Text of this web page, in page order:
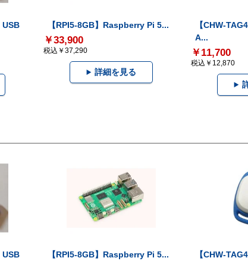
USB
【RPI5-8GB】Raspberry Pi 5...
￥33,900
税込￥37,290
詳細を見る
【CHW-
A...
￥11,700
税込￥12,870
USB
【RPI5-8GB】Raspberry Pi 5...
【CHW-